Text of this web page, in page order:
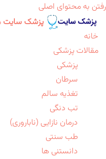
رفتن به محتوای اصلی
پزشک سایت
خانه
مقالات پزشکی
پزشکی
سرطان
تغذیه سالم
تب دنگی
درمان نازایی (ناباروری)
طب سنتی
دانستنی ها